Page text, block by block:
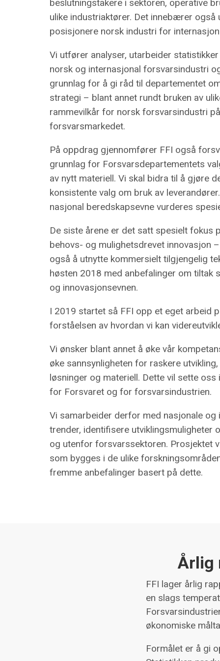
beslutningstakere i sektoren, operative
ulike industriaktører. Det innebærer
posisjonere norsk industri for
Vi utfører analyser, utarbeider
norsk og internasjonal forsvarsindustri
grunnlag for å gi råd til departementet
strategi – blant annet rundt bruken av
rammevilkår for norsk forsvarsindustri
forsvarsmarkedet.
På oppdrag gjennomfører FFI også
grunnlag for Forsvarsdepartementets
av nytt materiell. Vi skal bidra til å gjøre
konsistente valg om bruk av
nasjonal beredskapsevne vurderes
De siste årene er det satt spesielt fokus
behovs- og mulighetsdrevet innovasjon
også å utnytte kommersielt tilgjengelig
høsten 2018 med anbefalinger om tiltak
og innovasjonsevnen.
I 2019 startet så FFI opp et eget arbeid
forståelsen av hvordan vi kan
Vi ønsker blant annet å øke vår
øke sannsynligheten for raskere
løsninger og materiell. Dette vil sette
for Forsvaret og for forsvarsindustrien.
Vi samarbeider derfor med nasjonale
trender, identifisere
og utenfor forsvarssektoren. Prosjektet
som bygges i de ulike
fremme anbefalinger basert på dette.
Årlig
FFI lager årlig
en slags
økonomiske
Formålet er å gi